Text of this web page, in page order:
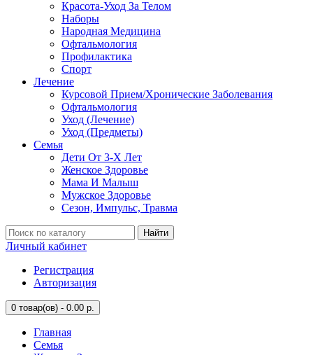
Красота-Уход За Телом
Наборы
Народная Медицина
Офтальмология
Профилактика
Спорт
Лечение
Курсовой Прием/Хронические Заболевания
Офтальмология
Уход (Лечение)
Уход (Предметы)
Семья
Дети От 3-Х Лет
Женское Здоровье
Мама И Малыш
Мужское Здоровье
Сезон, Импульс, Травма
Найти
Личный кабинет
Регистрация
Авторизация
0 товар(ов) - 0.00 р.
Главная
Семья